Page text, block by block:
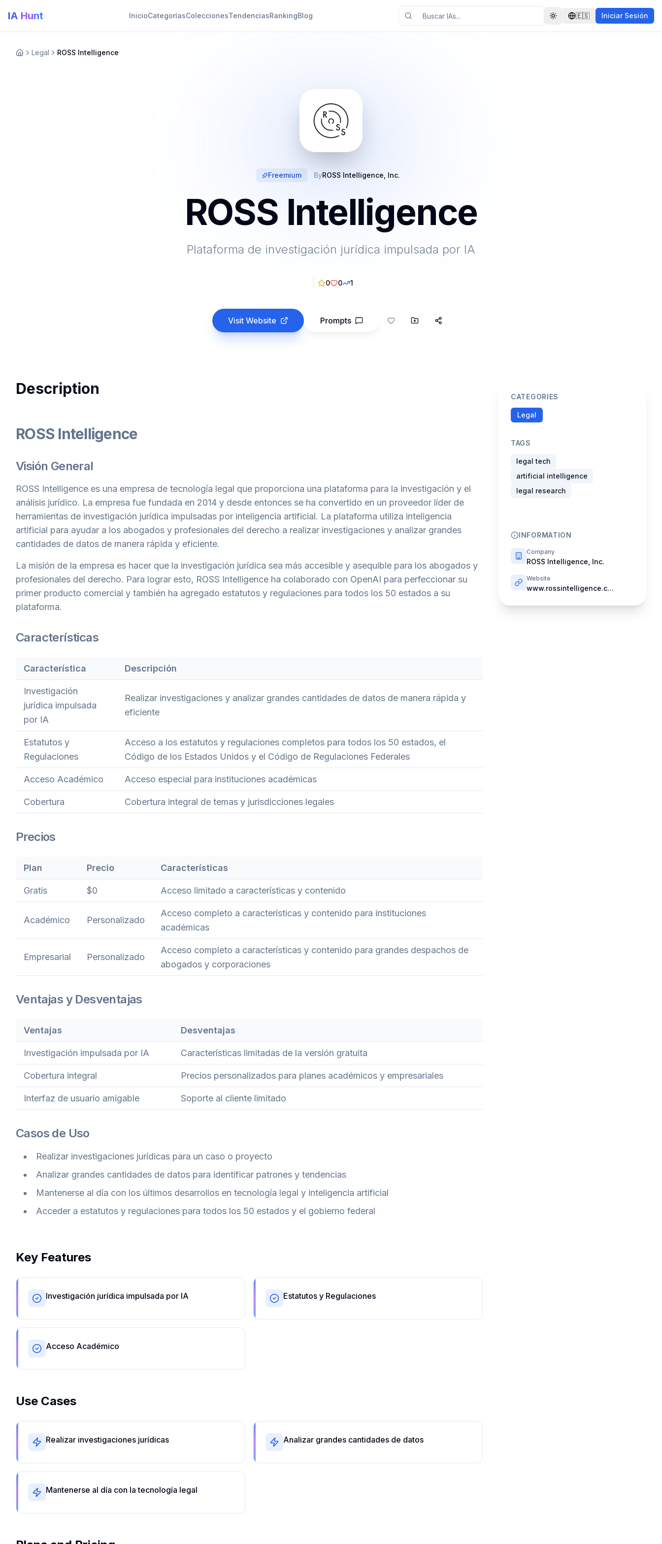
IA Hunt InicioCategoríasColeccionesTendenciasRankingBlog Toggle theme
🇪🇸 Iniciar Sesión
Legal ROSS Intelligence
Freemium ByROSS Intelligence, Inc.
ROSS Intelligence
Plataforma de investigación jurídica impulsada por IA
0 0 1
Visit Website Prompts
Description
ROSS Intelligence
Visión General
ROSS Intelligence es una empresa de tecnología legal que proporciona una plataforma para la investigación y el
análisis jurídico. La empresa fue fundada en 2014 y desde entonces se ha convertido en un proveedor líder de
herramientas de investigación jurídica impulsadas por inteligencia artificial. La plataforma utiliza inteligencia
artificial para ayudar a los abogados y profesionales del derecho a realizar investigaciones y analizar grandes
cantidades de datos de manera rápida y eficiente.
La misión de la empresa es hacer que la investigación jurídica sea más accesible y asequible para los abogados y
profesionales del derecho. Para lograr esto, ROSS Intelligence ha colaborado con OpenAI para perfeccionar su
primer producto comercial y también ha agregado estatutos y regulaciones para todos los 50 estados a su
plataforma.
Características
Característica Descripción
Investigación
jurídica impulsada
por IA
Realizar investigaciones y analizar grandes cantidades de datos de manera rápida y
eficiente
Estatutos y
Regulaciones
Acceso a los estatutos y regulaciones completos para todos los 50 estados, el
Código de los Estados Unidos y el Código de Regulaciones Federales
Acceso Académico Acceso especial para instituciones académicas
Cobertura Cobertura integral de temas y jurisdicciones legales
Precios
Plan Precio Características
Gratis $0 Acceso limitado a características y contenido
Académico Personalizado
Acceso completo a características y contenido para instituciones
académicas
Empresarial Personalizado
Acceso completo a características y contenido para grandes despachos de
abogados y corporaciones
Ventajas y Desventajas
Ventajas Desventajas
Investigación impulsada por IA Características limitadas de la versión gratuita
Cobertura integral Precios personalizados para planes académicos y empresariales
Interfaz de usuario amigable Soporte al cliente limitado
Casos de Uso
Realizar investigaciones jurídicas para un caso o proyecto
Analizar grandes cantidades de datos para identificar patrones y tendencias
Mantenerse al día con los últimos desarrollos en tecnología legal y inteligencia artificial
Acceder a estatutos y regulaciones para todos los 50 estados y el gobierno federal
Key Features
Investigación jurídica impulsada por IA Estatutos y Regulaciones
Acceso Académico
Use Cases
Realizar investigaciones jurídicas Analizar grandes cantidades de datos
Mantenerse al día con la tecnología legal
CATEGORIES
Legal
TAGS
legal tech
artificial intelligence
legal research
INFORMATION
Company
ROSS Intelligence, Inc.
Website
www.rossintelligence.com